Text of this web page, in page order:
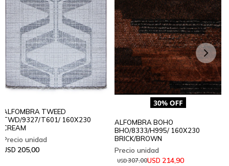
ALFOMBRA TWEED
TWD/9327/T601/ 160X230
CREAM
USD 205,00
ALFOMBRA BOHO
BHO/8333/H995/ 160X230
BRICK/BROWN
USD 214,90
USD307,00